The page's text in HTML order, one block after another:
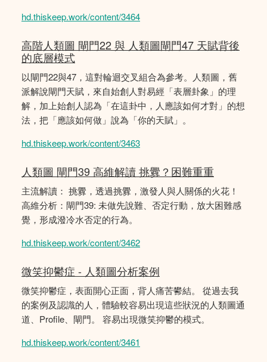
hd.thiskeep.work/content/3464
高階人類圖 閘門22 與 人類圖閘門47 天賦背後
的底層模式
以閘門22與47，這對輪迴交叉組合為參考。人類圖，舊
派解說閘門天賦，來自始創人對易經「表層卦象」的理
解，加上始創人認為「在這卦中，人應該如何才對」的想
法，把「應該如何做」說為「你的天賦」。
hd.thiskeep.work/content/3463
人類圖 閘門39 高維解讀 挑釁？困難重重
主流解讀： 挑釁，透過挑釁，激發人與人關係的火花！
高維分析：閘門39: 未做先說難、否定行動，放大困難感
覺，形成潑冷水否定的行為。
hd.thiskeep.work/content/3462
微笑抑鬱症 - 人類圖分析案例
微笑抑鬱症，表面開心正面，背人痛苦鬰結。 從過去我
的案例及認識的人，體驗較容易出現這些狀況的人類圖通
道、Profile、閘門。 容易出現微笑抑鬱的模式。
hd.thiskeep.work/content/3461